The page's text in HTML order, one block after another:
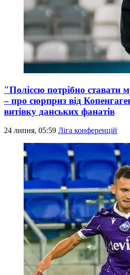
"Поліссю потрібно
– про сюрприз від
витівку данських фанатів
24 липня, 05:59 Ліга конференцій